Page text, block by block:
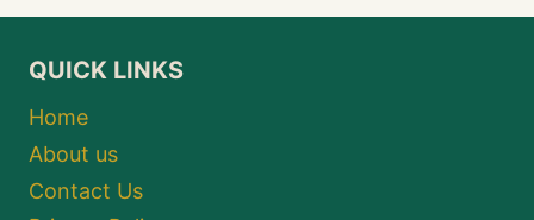
QUICK LINKS
Home
About us
Contact Us